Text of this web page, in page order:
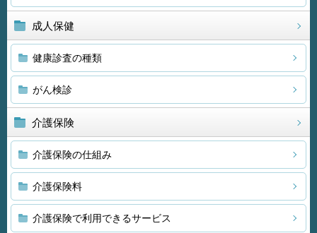
成人保健
健康診査の種類
がん検診
介護保険
介護保険の仕組み
介護保険料
介護保険で利用できるサービス